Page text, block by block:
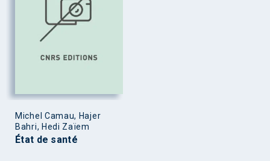
Michel Camau, Hajer
Bahri, Hedi Zaïem
État de santé